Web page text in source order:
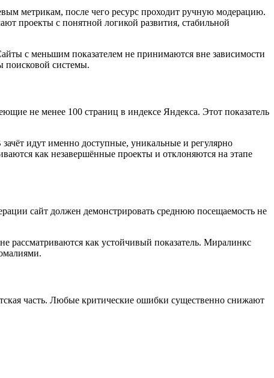
метрикам, после чего ресурс проходит ручную модерацию.
проекты с понятной логикой развития, стабильной
с меньшим показателем не принимаются вне зависимости
поисковой системы.
не менее 100 страниц в индексе Яндекса. Этот показатель
идут именно доступные, уникальные и регулярно
как незавершённые проекты и отклоняются на этапе
сайт должен демонстрировать среднюю посещаемость не
рассматриваются как устойчивый показатель. Миралинкс
часть. Любые критические ошибки существенно снижают